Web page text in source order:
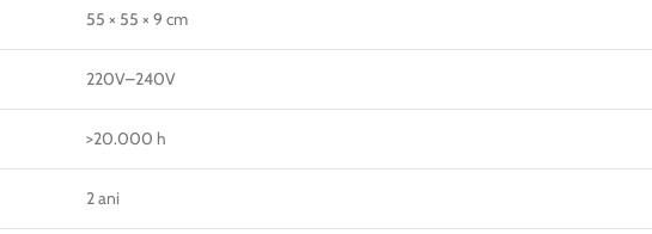
55 × 55 × 9 cm
220V–240V
>20.000 h
2 ani